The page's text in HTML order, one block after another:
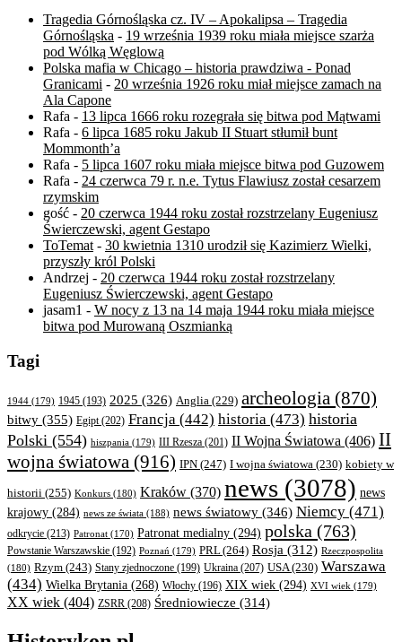
Tragedia Górnośląska cz. IV – Apokalipsa – Tragedia
Górnośląska - 19 września 1939 roku miała miejsce szarża
pod Wólką Węglową
Polska mafia w Chicago – historia prawdziwa - Ponad
Granicami - 20 września 1926 roku miał miejsce zamach na
Ala Capone
Rafa - 13 lipca 1666 roku rozegrała się bitwa pod Mątwami
Rafa - 6 lipca 1685 roku Jakub II Stuart stłumił bunt
Mommonth’a
Rafa - 5 lipca 1607 roku miała miejsce bitwa pod Guzowem
Rafa - 24 czerwca 79 r. n.e. Tytus Flawiusz został cesarzem
rzymskim
gość - 20 czerwca 1944 roku został rozstrzelany Eugeniusz
Świerczewski, agent Gestapo
ToTemat - 30 kwietnia 1310 urodził się Kazimierz Wielki,
przyszły król Polski
Andrzej - 20 czerwca 1944 roku został rozstrzelany
Eugeniusz Świerczewski, agent Gestapo
jasam1 - W nocy z 13 na 14 maja 1944 roku miała miejsce
bitwa pod Murowaną Oszmianką
Tagi
1944 (179) 1945 (193) 2025 (326) Anglia (229) archeologia (870)
bitwy (355) Egipt(202) Francja (442) historia (473) historia
Polski (554) hiszpania (179) III Rzesza (201) II Wojna Światowa (406) II
wojna światowa (916) IPN (247) I wojna światowa (230) kobiety w
historii (255) Konkurs (180) Kraków (370) news (3078) news
krajowy (284) news ze świata (188) news światowy (346) Niemcy (471)
odkrycie (213) Patronat (170) Patronat medialny (294) polska (763)
Powstanie Warszawskie (192) Poznań (179) PRL(264) Rosja (312) Rzeczpospolita
(180) Rzym (243) Stany zjednoczone (199) Ukraina (207) USA(230) Warszawa
(434) Wielka Brytania (268) Włochy (196) XIX wiek (294) XVI wiek (179)
XX wiek (404) ZSRR (208) Średniowiecze (314)